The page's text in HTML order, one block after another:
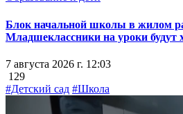
Блок начальной школы в жилом
Младшеклассники на уроки будут
7 августа 2026 г. 12:03
129
#Детский сад #Школа